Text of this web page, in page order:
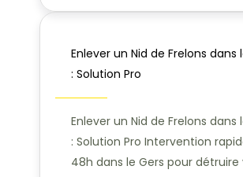
Enlever un Nid de Frelons dans
: Solution Pro
Enlever un Nid de Frelons dans
: Solution Pro Intervention
48h dans le Gers pour détruire